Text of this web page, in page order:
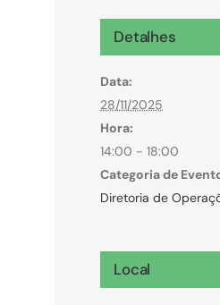
Microcrédito
Para MEI,
(feirantes e transportes)
Detalhes
Data:
28/11/2025
Hora:
14:00 - 18:00
Categoria de
Diretoria de
Local